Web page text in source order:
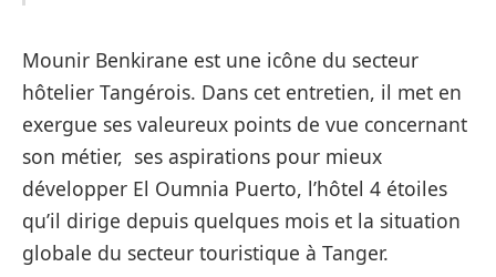
Mounir Benkirane est une icône du secteur
hôtelier Tangérois. Dans cet entretien, il met en
exergue ses valeureux points de vue concernant
son métier, ses aspirations pour mieux
développer El Oumnia Puerto, l’hôtel 4 étoiles
qu’il dirige depuis quelques mois et la situation
globale du secteur touristique à Tanger.